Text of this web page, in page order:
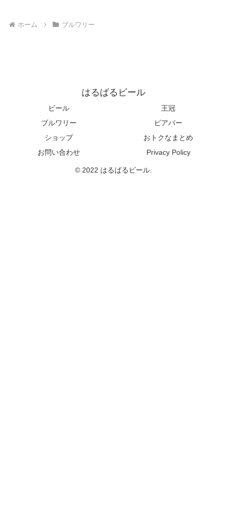
ホーム ブルワリー
はるばるビール
ビール
王冠
ブルワリー
ビアバー
ショップ
おトクなまとめ
お問い合わせ
Privacy Policy
© 2022 はるばるビール.